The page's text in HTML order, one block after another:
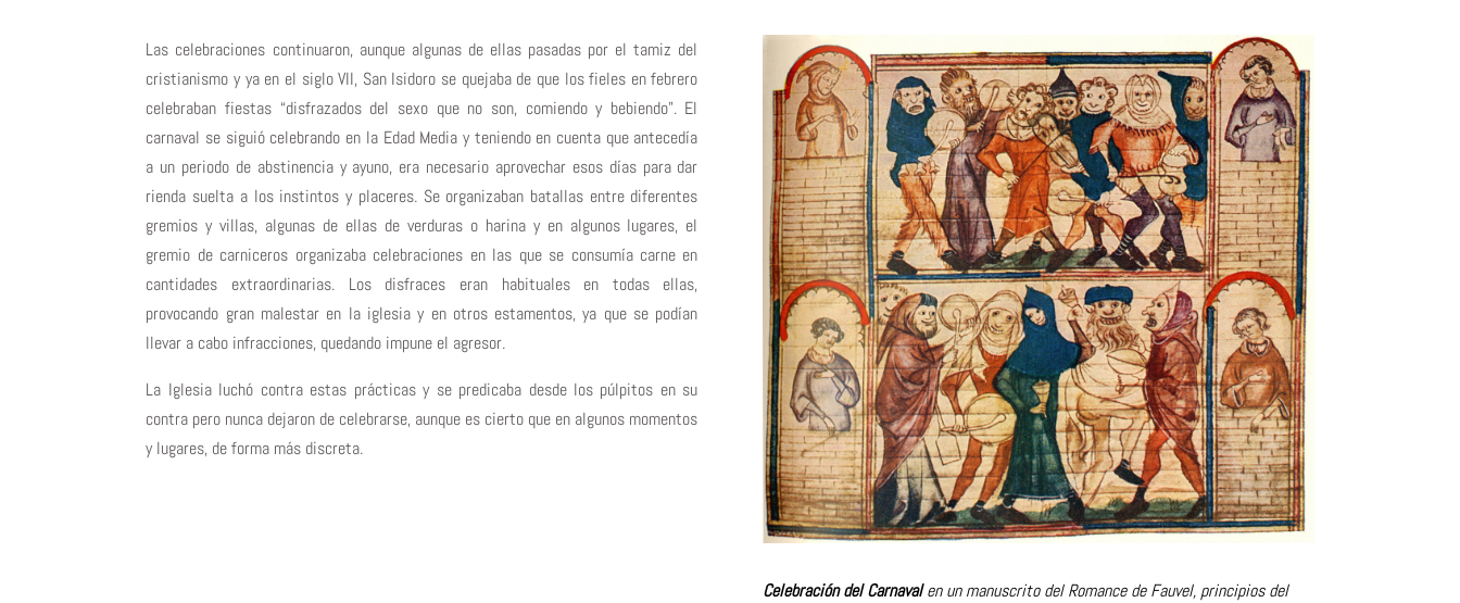
Las celebraciones continuaron, aunque algunas de ellas pasadas por el tamiz del
cristianismo y ya en el siglo VII, San Isidoro se quejaba de que los fieles en febrero
celebraban fiestas “disfrazados del sexo que no son, comiendo y bebiendo”. El
carnaval se siguió celebrando en la Edad Media y teniendo en cuenta que antecedía
a un periodo de abstinencia y ayuno, era necesario aprovechar esos días para dar
rienda suelta a los instintos y placeres. Se organizaban batallas entre diferentes
gremios y villas, algunas de ellas de verduras o harina y en algunos lugares, el
gremio de carniceros organizaba celebraciones en las que se consumía carne en
cantidades extraordinarias. Los disfraces eran habituales en todas ellas,
provocando gran malestar en la iglesia y en otros estamentos, ya que se podían
llevar a cabo infracciones, quedando impune el agresor.
La Iglesia luchó contra estas prácticas y se predicaba desde los púlpitos en su
contra pero nunca dejaron de celebrarse, aunque es cierto que en algunos momentos
y lugares, de forma más discreta.
Celebración del Carnavalen un manuscrito del Romance de Fauvel, principios del